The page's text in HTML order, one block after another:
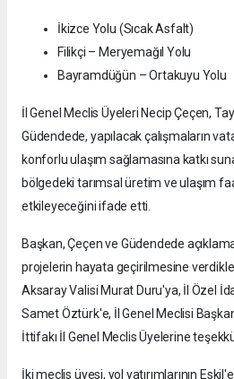
İkizce Yolu (Sıcak Asfalt)
Filikçi – Meryemağıl Yolu
Bayramdüğün – Ortakuyu Yolu
İl Genel Meclis Üyeleri Necip Çeçen,
Güdendede, yapılacak çalışmaların
konforlu ulaşım sağlamasına katkı
bölgedeki tarımsal üretim ve ulaşım
etkileyeceğini ifade etti.
Başkan, Çeçen ve Güdendede
projelerin hayata geçirilmesine
Aksaray Valisi Murat Duru'ya, İl Özel
Samet Öztürk'e, İl Genel Meclisi
İttifakı İl Genel Meclis Üyelerine
İki meclis üyesi, yol yatırımlarının